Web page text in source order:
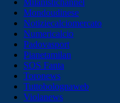
Milanistichannel
Mondoudinese
Notiziecalciomercato
Numericalcio
Padovasport
Pianetamilan
SOS Fanta
Toronews
Tuttobolognaweb
Violanews